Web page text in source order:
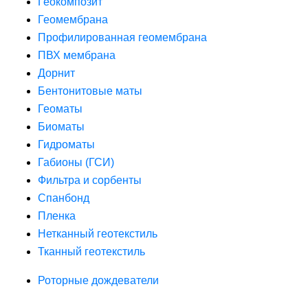
Геомембрана
Профилированная геомембрана
ПВХ мембрана
Дорнит
Бентонитовые маты
Геоматы
Биоматы
Гидроматы
Габионы (ГСИ)
Фильтра и сорбенты
Спанбонд
Пленка
Нетканный геотекстиль
Тканный геотекстиль
Роторные дождеватели